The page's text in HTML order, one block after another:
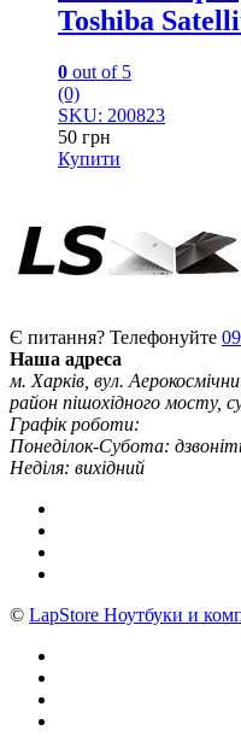
Toshiba
0 out of 5
(0)
SKU: 200823
50 грн
Купити
Є питання? Телефонуйте
Наша адреса
м. Харків, вул.
район пішохідного мосту,
Графік роботи:
Понеділок-Субота:
Неділя: вихідний
© LapStore Ноутбуки и